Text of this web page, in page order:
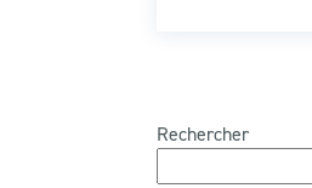
Rechercher